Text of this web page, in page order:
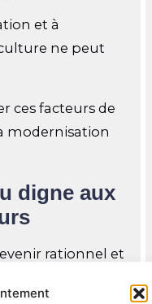
et à
ne peut
ces facteurs de
modernisation
digne aux
rationnel et